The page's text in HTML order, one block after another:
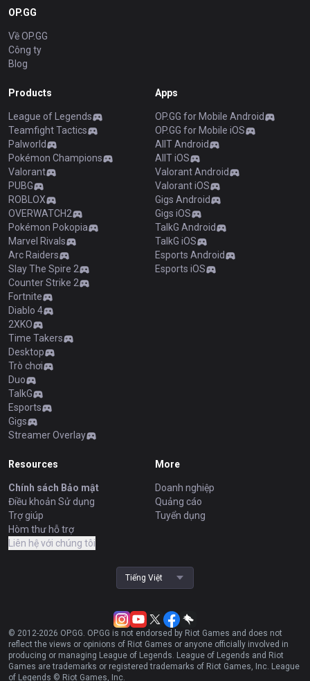
OP.GG
Về OP.GG
Công ty
Blog
Products
League of Legends
Teamfight Tactics
Palworld
Pokémon Champions
Valorant
PUBG
ROBLOX
OVERWATCH2
Pokémon Pokopia
Marvel Rivals
Arc Raiders
Slay The Spire 2
Counter Strike 2
Fortnite
Diablo 4
2XKO
Time Takers
Desktop
Trò chơi
Duo
TalkG
Esports
Gigs
Streamer Overlay
Apps
OP.GG for Mobile Android
OP.GG for Mobile iOS
AllT Android
AllT iOS
Valorant Android
Valorant iOS
Gigs Android
Gigs iOS
TalkG Android
TalkG iOS
Esports Android
Esports iOS
Resources
Chính sách Bảo mật
Điều khoản Sử dụng
Trợ giúp
Hòm thư hỗ trợ
Liên hệ với chúng tôi
More
Doanh nghiệp
Quảng cáo
Tuyển dụng
Tiếng Việt
© 2012-2026 OP.GG. OP.GG is not endorsed by Riot Games and does not
reflect the views or opinions of Riot Games or anyone officially involved in
producing or managing League of Legends. League of Legends and Riot
Games are trademarks or registered trademarks of Riot Games, Inc. League
of Legends © Riot Games, Inc.